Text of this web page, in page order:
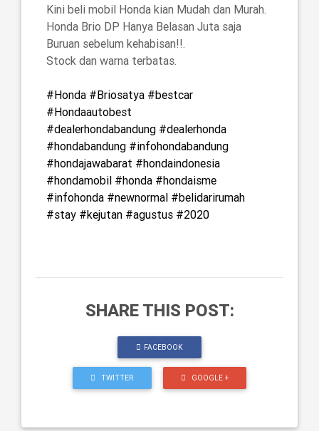
Kini beli mobil Honda kian Mudah dan Murah.
Honda Brio DP Hanya Belasan Juta saja
Buruan sebelum kehabisan!!.
Stock dan warna terbatas.
#Honda #Briosatya #bestcar
#Hondaautobest
#dealerhondabandung #dealerhonda
#hondabandung #infohondabandung
#hondajawabarat #hondaindonesia
#hondamobil #honda #hondaisme
#infohonda #newnormal #belidarirumah
#stay #kejutan #agustus #2020
SHARE THIS POST:
FACEBOOK
TWITTER GOOGLE +